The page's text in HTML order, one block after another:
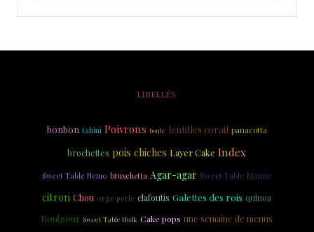
LIBELLÉS
bonbon tahini Poivrons boule lentilles corail panacotta
brochettes pois chiches Layer Cake Index
Sweet Table Nemo bruschetta Agar-agar Sweet Table Minnie
citron Chou orge perlé clafoutis Galettes des rois quinoa
Boulgour Sweet Table Hulk Cake pops une semaine de menus